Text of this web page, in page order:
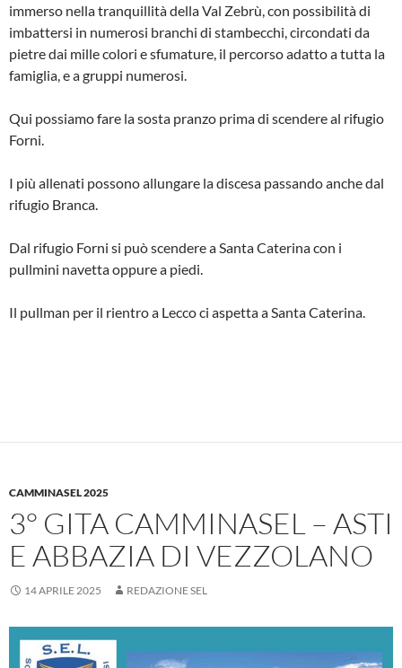
immerso nella tranquillità della Val Zebrù, con possibilità di
imbattersi in numerosi branchi di stambecchi, circondati da
pietre dai mille colori e sfumature, il percorso adatto a tutta la
famiglia, e a gruppi numerosi.
Qui possiamo fare la sosta pranzo prima di scendere al rifugio
Forni.
I più allenati possono allungare la discesa passando anche dal
rifugio Branca.
Dal rifugio Forni si può scendere a Santa Caterina con i
pullmini navetta oppure a piedi.
Il pullman per il rientro a Lecco ci aspetta a Santa Caterina.
CAMMINASEL 2025
3° GITA CAMMINASEL – ASTI
E ABBAZIA DI VEZZOLANO
14 APRILE 2025 REDAZIONE SEL